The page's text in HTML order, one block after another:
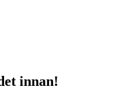
innan!